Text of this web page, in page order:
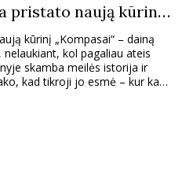
pristato naują kūrinį
kūrinį „Kompasai“ – dainą
kol pagaliau ateis
skamba meilės istorija ir
kad tikroji jo esmė – kur kas